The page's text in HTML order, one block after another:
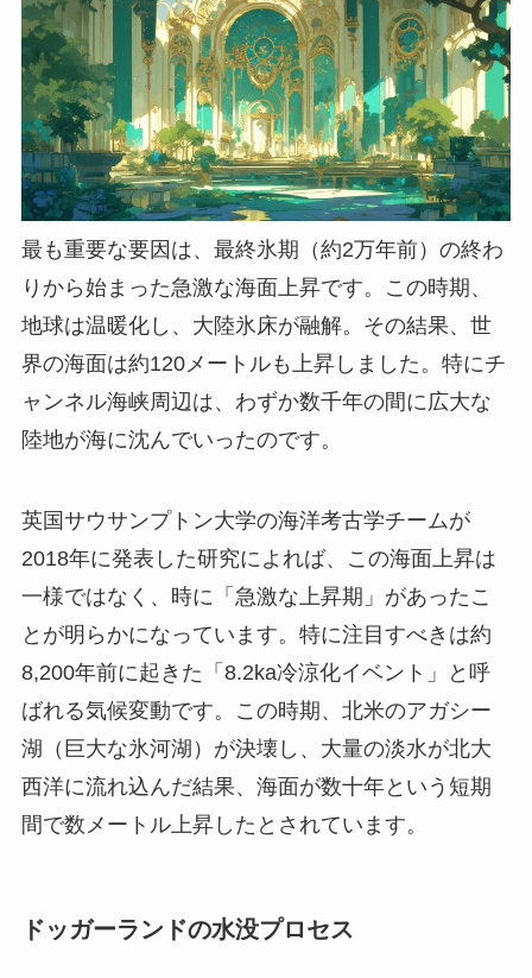
最も重要な要因は、最終氷期（約2万年前）の終わ
りから始まった急激な海面上昇です。この時期、
地球は温暖化し、大陸氷床が融解。その結果、世
界の海面は約120メートルも上昇しました。特にチ
ャンネル海峡周辺は、わずか数千年の間に広大な
陸地が海に沈んでいったのです。
英国サウサンプトン大学の海洋考古学チームが
2018年に発表した研究によれば、この海面上昇は
一様ではなく、時に「急激な上昇期」があったこ
とが明らかになっています。特に注目すべきは約
8,200年前に起きた「8.2ka冷涼化イベント」と呼
ばれる気候変動です。この時期、北米のアガシー
湖（巨大な氷河湖）が決壊し、大量の淡水が北大
西洋に流れ込んだ結果、海面が数十年という短期
間で数メートル上昇したとされています。
ドッガーランドの水没プロセス